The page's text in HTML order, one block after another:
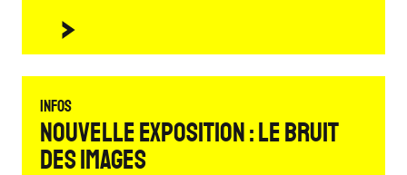
Infos
Nouvelle exposition : Le bruit
des images